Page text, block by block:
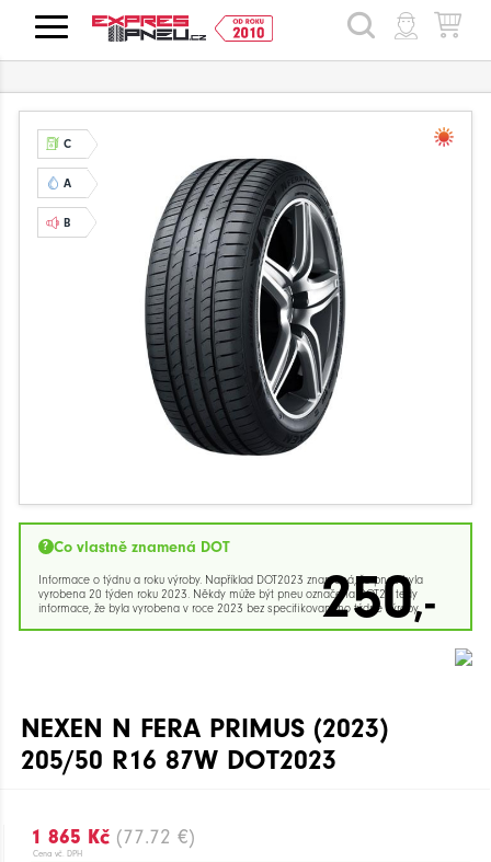
HLEDAT
C
A
B
Co vlastně znamená DOT
Informace o týdnu a roku výroby. Například DOT2023 znamená, že pneu byla
vyrobena 20 týden roku 2023. Někdy může být pneu označena DOT23 tedy
informace, že byla vyrobena v roce 2023 bez specifikovaného týdne výroby.
250,-
NEXEN N FERA PRIMUS (2023)
205/50 R16 87W DOT2023
1 865 Kč (77.72 €)
Cena vč. DPH